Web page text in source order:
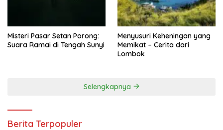
Misteri Pasar Setan Porong:
Suara Ramai di Tengah Sunyi
Menyusuri Keheningan yang
Memikat – Cerita dari
Lombok
Selengkapnya
Berita Terpopuler